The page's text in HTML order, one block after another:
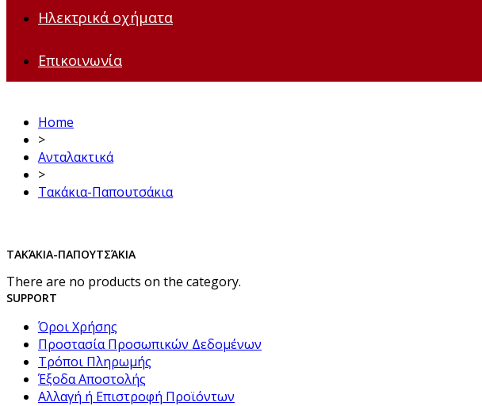
Ηλεκτρικά οχήματα
Επικοινωνία
Home
>
Ανταλακτικά
>
Τακάκια-Παπουτσάκια
ΤΑΚΆΚΙΑ-ΠΑΠΟΥΤΣΆΚΙΑ
There are no products on the category.
SUPPORT
Όροι Χρήσης
Προστασία Προσωπικών Δεδομένων
Τρόποι Πληρωμής
Έξοδα Αποστολής
Αλλαγή ή Επιστροφή Προϊόντων